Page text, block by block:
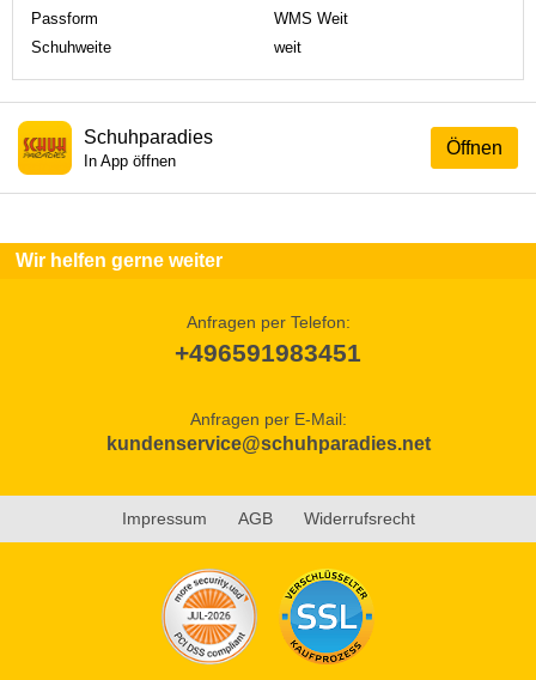
Passform
WMS Weit
Schuhweite
weit
Öffnen
Schuhparadies
In App öffnen
Wir helfen gerne weiter
Anfragen per Telefon:
+496591983451
Anfragen per E-Mail:
kundenservice@schuhparadies.net
Impressum AGB Widerrufsrecht